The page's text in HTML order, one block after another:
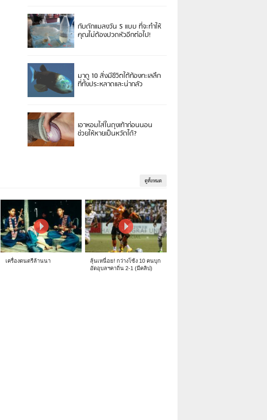
กับดักแมลงวัน 5 แบบ ที่จะทำให้
คุณไม่ต้องปวดหัวอีกต่อไป!
มาดู 10 สิ่งมีชีวิตใต้ท้องทะเลลึก
ที่ทั้งประหลาดและน่ากลัว
เอาหอมใส่ในถุงเท้าก่อนนอน
ช่วยให้หายเป็นหวัดได้?
ดูทั้งหมด
เครื่องดนตรีล้านนา
ลุ้นเหนื่อย! กว่างโซ้ง 10 คนบุก
อัดอุบลฯคาถิ่น 2-1 (มีคลิป)